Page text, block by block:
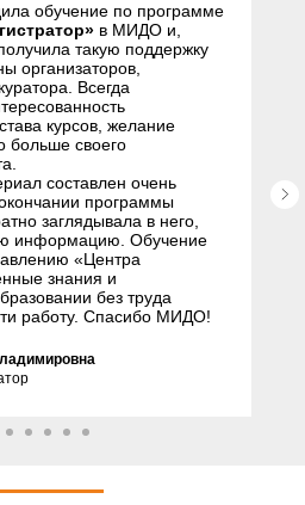
обучение по программе
в МИДО и,
такую поддержку
организаторов,
Всегда
курсов, желание
больше своего
составлен очень
программы
заглядывала в него,
информацию. Обучение
«Центра
знания и
без труда
работу. Спасибо МИДО!